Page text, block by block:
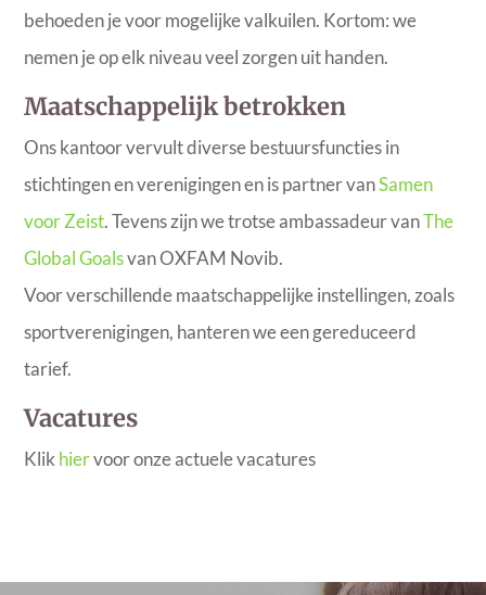
behoeden je voor mogelijke valkuilen. Kortom: we
nemen je op elk niveau veel zorgen uit handen.
Maatschappelijk betrokken
Ons kantoor vervult diverse bestuursfuncties in
stichtingen en verenigingen en is partner vanSamen
voor Zeist. Tevens zijn we trotse ambassadeur vanThe
Global Goalsvan OXFAM Novib.
Voor verschillende maatschappelijke instellingen, zoals
sportverenigingen, hanteren we een gereduceerd
tarief.
Vacatures
Klik hiervoor onze actuele vacatures